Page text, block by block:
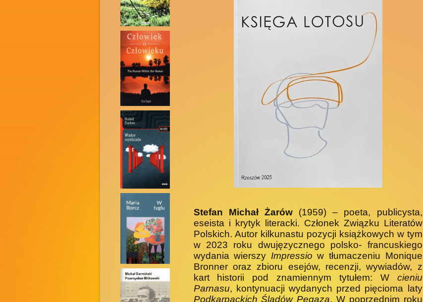
Stefan Michał Żarów(1959) – poeta, publicysta,
eseista i krytyk literacki. Członek Związku Literatów
Polskich. Autor kilkunastu pozycji książkowych w tym
w 2023 roku dwujęzycznego polsko- francuskiego
wydania wierszy Impressio w tłumaczeniu Monique
Bronner oraz zbioru esejów, recenzji, wywiadów, z
kart historii pod znamiennym tytułem: Wcieniu
Parnasu, kontynuacji wydanych przed pięcioma laty
Podkarpackich Śladów Pegaza. W poprzednim roku